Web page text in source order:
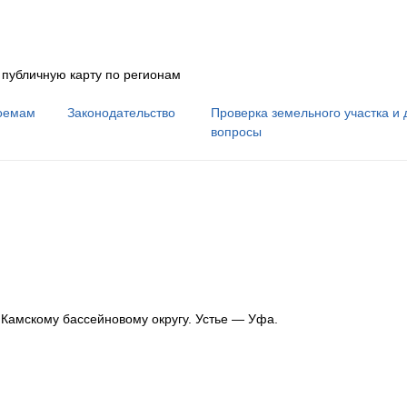
карту по регионам
Законодательство
Проверка земельного участка и
вопросы
бассейновому округу. Устье — Уфа.